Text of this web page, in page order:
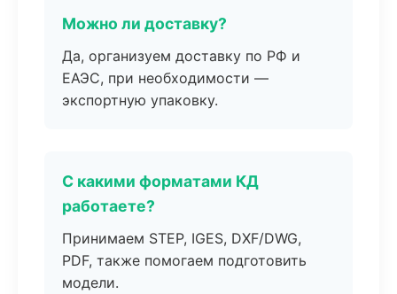
Можно ли доставку?
Да, организуем доставку по РФ и
ЕАЭС, при необходимости —
экспортную упаковку.
С какими форматами КД
работаете?
Принимаем STEP, IGES, DXF/DWG,
PDF, также помогаем подготовить
модели.